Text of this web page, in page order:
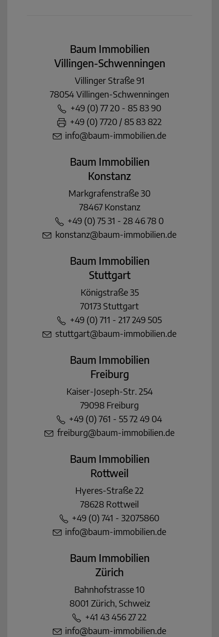
Baum Immobilien
Villingen-Schwenningen
Villinger Straße 91
78054 Villingen-Schwenningen
+49 (0) 77 20 - 85 83 90
+49 (0) 7720 / 85 83 822
info@baum-immobilien.de
Baum Immobilien
Konstanz
Markgrafenstraße 30
78467 Konstanz
+49 (0) 75 31 - 28 46 78 0
konstanz@baum-immobilien.de
Baum Immobilien
Stuttgart
Königstraße 35
70173 Stuttgart
+49 (0) 711 - 217 249 505
stuttgart@baum-immobilien.de
Baum Immobilien
Freiburg
Kaiser-Joseph-Str. 254
79098 Freiburg
+49 (0) 761 - 55 72 49 04
freiburg@baum-immobilien.de
Baum Immobilien
Rottweil
Hyeres-Straße 22
78628 Rottweil
+49 (0) 741 - 32075860
info@baum-immobilien.de
Baum Immobilien
Zürich
Bahnhofstrasse 10
8001 Zürich, Schweiz
+41 43 456 27 22
info@baum-immobilien.de